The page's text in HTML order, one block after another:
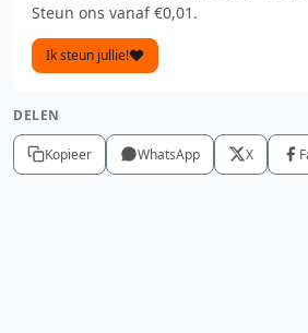
Steun ons vanaf €0,01.
Ik steun jullie!
DELEN
Kopieer WhatsApp X